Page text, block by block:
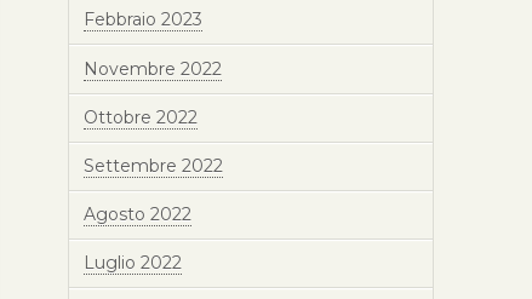
Febbraio 2023
Novembre 2022
Ottobre 2022
Settembre 2022
Agosto 2022
Luglio 2022